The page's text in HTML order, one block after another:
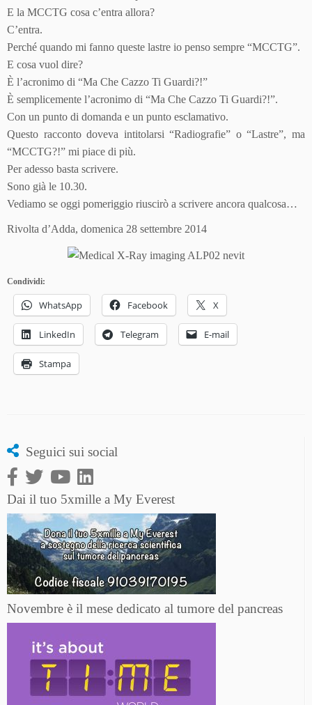
E la MCCTG cosa c’entra allora?
C’entra.
Perché quando mi fanno queste lastre io penso sempre “MCCTG”.
E cosa vuol dire?
È l’acronimo di “Ma Che Cazzo Ti Guardi?!”
È semplicemente l’acronimo di “Ma Che Cazzo Ti Guardi?!”.
Con un punto di domanda e un punto esclamativo.
Questo racconto doveva intitolarsi “Radiografie” o “Lastre”, ma
“MCCTG?!” mi piace di più.
Per adesso basta scrivere.
Sono già le 10.30.
Vediamo se oggi pomeriggio riuscirò a scrivere ancora qualcosa…
Rivolta d’Adda, domenica 28 settembre 2014
Condividi:
WhatsApp Facebook X
LinkedIn Telegram E-mail
Stampa
Seguici sui social
Dai il tuo 5xmille a My Everest
Novembre è il mese dedicato al tumore del pancreas